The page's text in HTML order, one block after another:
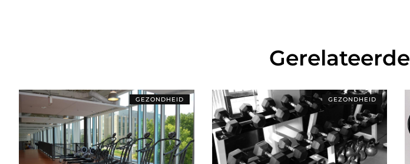
GEZONDHEID GEZONDHEID